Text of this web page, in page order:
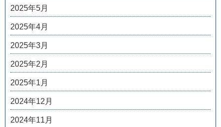
2025年5月
2025年4月
2025年3月
2025年2月
2025年1月
2024年12月
2024年11月